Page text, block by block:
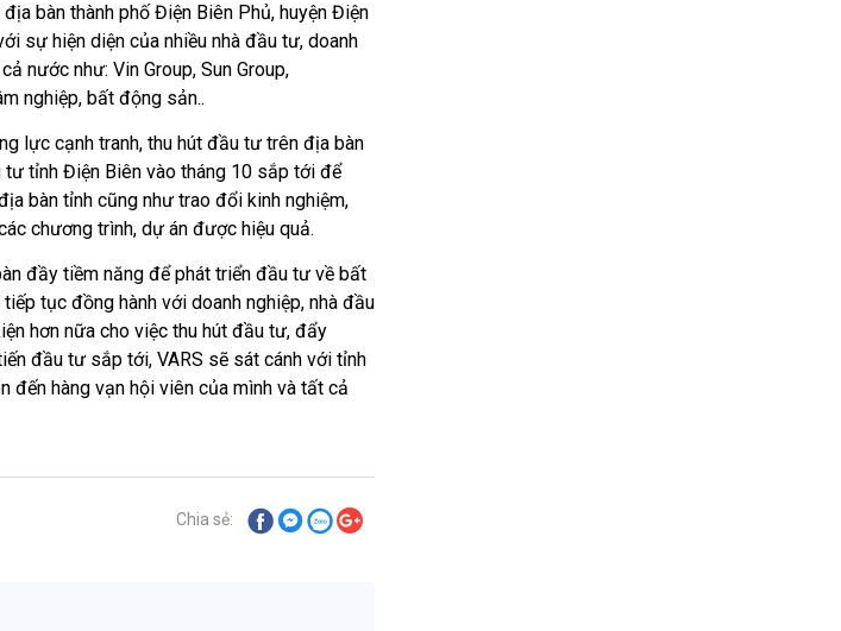
bàn thành phố Điện Biên Phủ, huyện Điện
sự hiện diện của nhiều nhà đầu tư, doanh
nước như: Vin Group, Sun Group,
nghiệp, bất động sản..
lực cạnh tranh, thu hút đầu tư trên địa bàn
tư tỉnh Điện Biên vào tháng 10 sắp tới để
bàn tỉnh cũng như trao đổi kinh nghiệm,
chương trình, dự án được hiệu quả.
đầy tiềm năng để phát triển đầu tư về bất
tục đồng hành với doanh nghiệp, nhà đầu
hơn nữa cho việc thu hút đầu tư, đẩy
đầu tư sắp tới, VARS sẽ sát cánh với tỉnh
hàng vạn hội viên của mình và tất cả
Chia sẻ: